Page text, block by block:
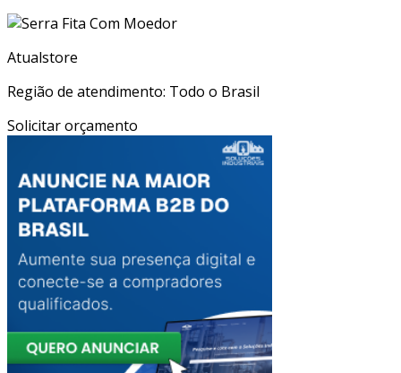
Atualstore
Região de atendimento: Todo o Brasil
Solicitar orçamento